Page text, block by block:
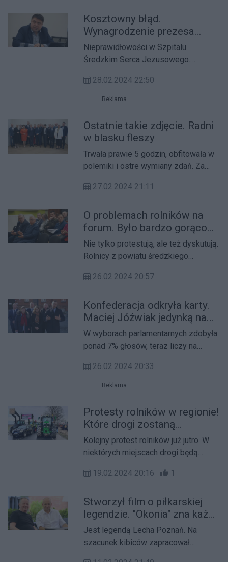
Kosztowny błąd.
Wynagrodzenie prezesa
szpitala pod lupą prokuratury
Nieprawidłowości w Szpitalu
Średzkim Serca Jezusowego.
28.02.2024 22:50
Reklama
Ostatnie takie zdjęcie. Radni
w blasku fleszy
Trwała prawie 5 godzin, obfitowała w
polemiki i ostre wymiany zdań. Za
Powiatu Średzkiego tej kadencji.
27.02.2024 21:11
O problemach rolników na
forum. Było bardzo gorąco
(galeria)
Nie tylko protestują, ale też dyskutują.
Rolnicy z powiatu średzkiego
sytuacji i możliwościach wyjścia z niej
26.02.2024 20:57
Konfederacja odkryła karty.
Maciej Jóźwiak jedynką na
liście do sejmiku
W wyborach parlamentarnych zdobyła
ponad 7% głosów, teraz liczy na
kampanię samorządową.
26.02.2024 20:33
Reklama
Protesty rolników w regionie!
Które drogi zostaną
zablokowane?
Kolejny protest rolników już jutro. W
niektórych miejscach drogi będą
spowolniony przez poruszające się
19.02.2024 20:16 1
Stworzył film o piłkarskiej
legendzie. "Okonia" zna każdy
kibic
Jest legendą Lecha Poznań. Na
szacunek kibiców zapracował